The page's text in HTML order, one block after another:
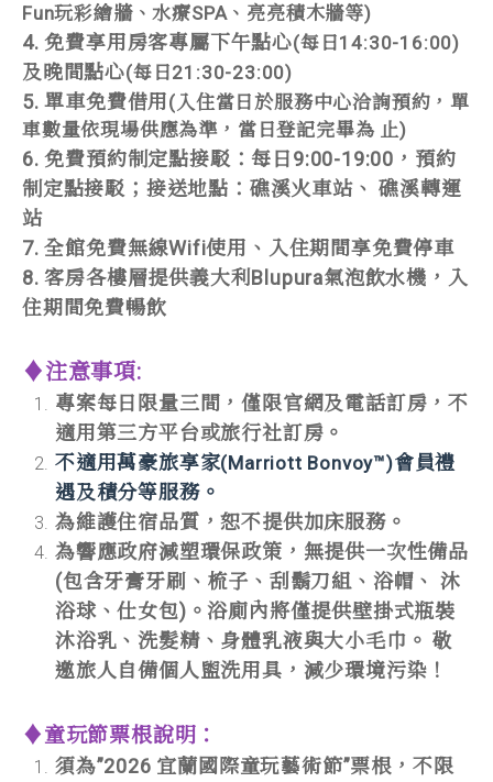
Fun玩彩繪牆、水療SPA、亮亮積木牆等)
4. 免費享用房客專屬下午點心(每日14:30-16:00)
及晚間點心(每日21:30-23:00)
5. 單車免費借用(入住當日於服務中心洽詢預約，單
車數量依現場供應為準，當日登記完畢為 止)
6. 免費預約制定點接駁：每日9:00-19:00，預約
制定點接駁；接送地點：礁溪火車站、 礁溪轉運
站
7. 全館免費無線Wifi使用、入住期間享免費停車
8. 客房各樓層提供義大利Blupura氣泡飲水機，入
住期間免費暢飲
♦注意事項:
專案每日限量三間，僅限官網及電話訂房，不
適用第三方平台或旅行社訂房。
不適用萬豪旅享家(Marriott Bonvoy™)會員禮
遇及積分等服務。
為維護住宿品質，恕不提供加床服務。
為響應政府減塑環保政策，無提供一次性備品
(包含牙膏牙刷、梳子、刮鬍刀組、浴帽、 沐
浴球、仕女包)。浴廁內將僅提供壁掛式瓶裝
沐浴乳、洗髮精、身體乳液與大小毛巾。 敬
邀旅人自備個人盥洗用具，減少環境污染！
♦童玩節票根說明：
須為”2026 宜蘭國際童玩藝術節”票根，不限